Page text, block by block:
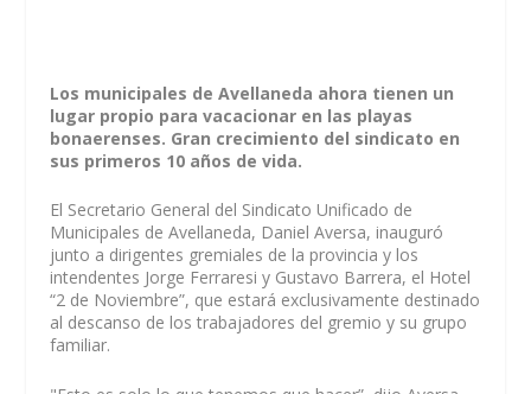
Los municipales de Avellaneda ahora tienen un
lugar propio para vacacionar en las playas
bonaerenses. Gran crecimiento del sindicato en
sus primeros 10 años de vida.
El Secretario General del Sindicato Unificado de
Municipales de Avellaneda, Daniel Aversa, inauguró
junto a dirigentes gremiales de la provincia y los
intendentes Jorge Ferraresi y Gustavo Barrera, el Hotel
“2 de Noviembre”, que estará exclusivamente destinado
al descanso de los trabajadores del gremio y su grupo
familiar.